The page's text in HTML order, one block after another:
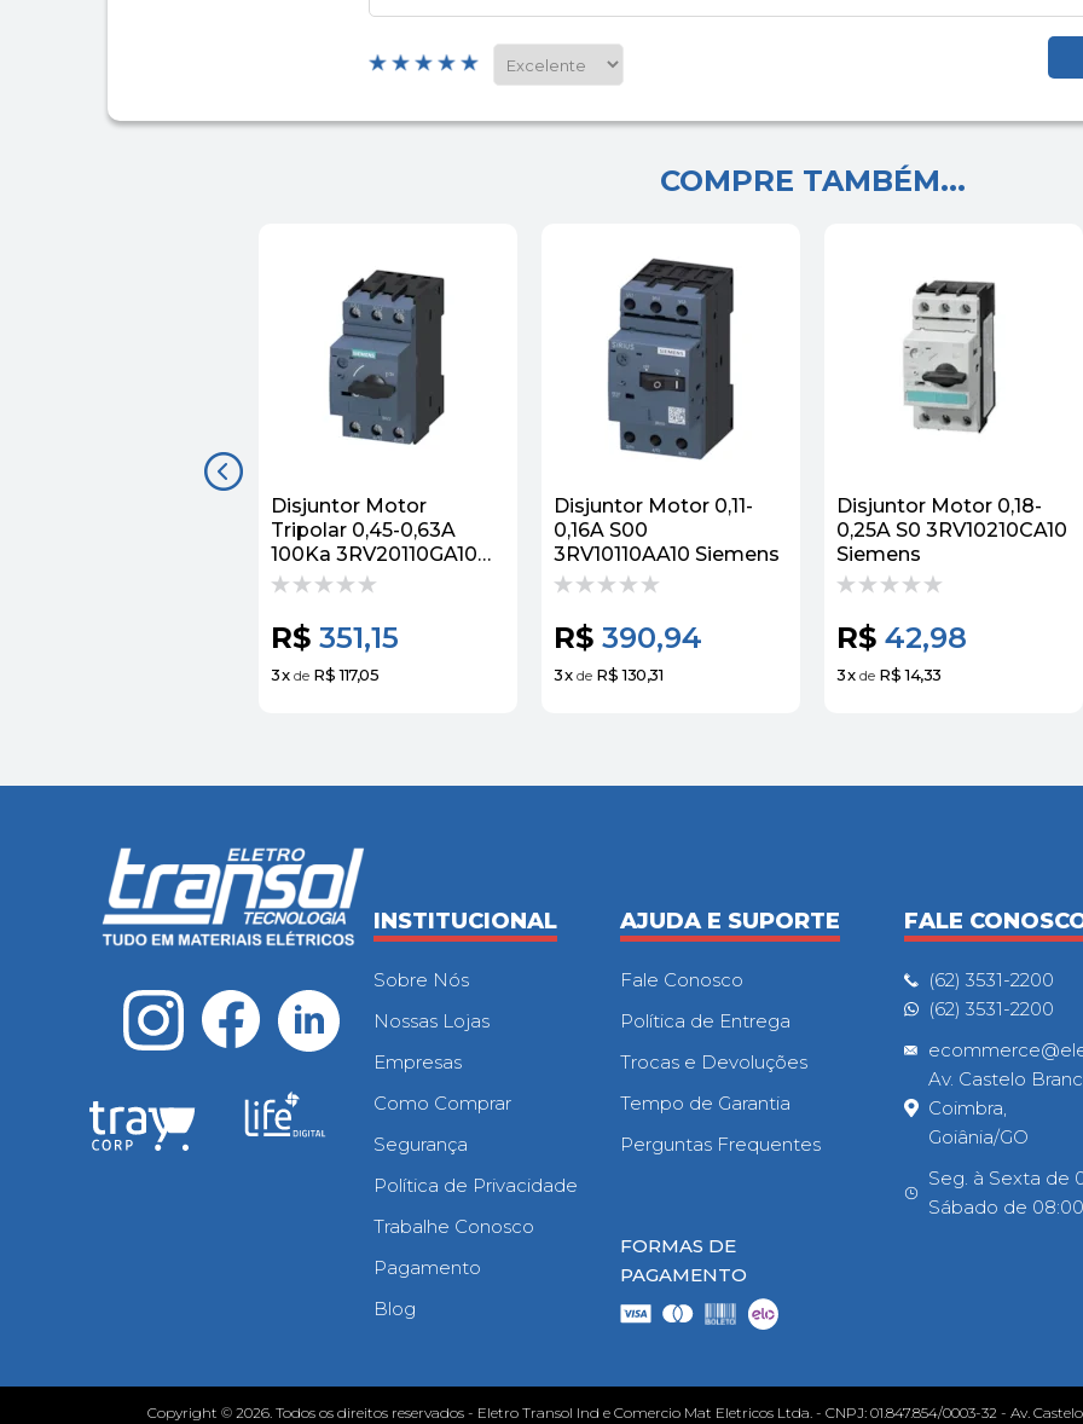
COMPRE TAMBÉM...
Disjuntor Motor
Tripolar 0,45-0,63A
100Ka 3RV20110GA10
Siemens
R$ 351,15
3x de R$ 117,05
Disjuntor Motor 0,11-
0,16A S00
3RV10110AA10 Siemens
R$ 390,94
3x de R$ 130,31
Disjuntor Motor 0,18-
0,25A S0 3RV10210CA10
Siemens
R$ 42,98
3x de R$ 14,33
INSTITUCIONAL
Sobre Nós
Nossas Lojas
Empresas
Como Comprar
Segurança
Política de Privacidade
Trabalhe Conosco
Pagamento
Blog
AJUDA E SUPORTE
Fale Conosco
Política de Entrega
Trocas e Devoluções
Tempo de Garantia
Perguntas Frequentes
FORMAS DE
PAGAMENTO
FALE
(62) 3531-2200
(62) 3531-2200
Av. Castelo
Coimbra,
Goiânia/GO
Seg. à Sexta de
Sábado de
Copyright © 2026. Todos os direitos reservados - Eletro Transol Ind e Comercio Mat Eletricos Ltda. - CNPJ: 01.847.854/0003-32 - Av.